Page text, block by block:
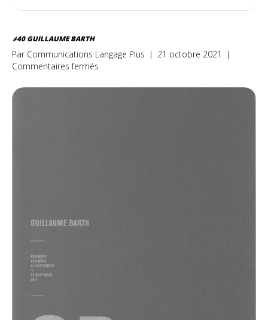
#40 GUILLAUME BARTH
Par Communications Langage Plus | 21 octobre 2021
|
Commentaires fermés
Guillaume